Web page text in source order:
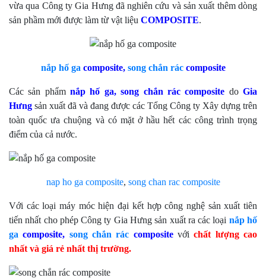
vừa qua Công ty Gia Hưng đã nghiên cứu và sản xuất thêm dòng
sản phầm mới được làm từ vật liệu COMPOSITE.
nắp hố ga composite, song chắn rác composite
Các sản phẩmnắp hố ga, song chắn rác composite doGia
Hưng sản xuất đã và đang được các Tổng Công ty Xây dựng trên
toàn quốc ưa chuộng và có mặt ở hầu hết các công trình trọng
điểm của cả nước.
nap ho ga composite, song chan rac composite
Với các loại máy móc hiện đại kết hợp công nghệ sản xuất tiên
tiến nhất cho phép Công ty Gia Hưng sản xuất ra các loại nắp hố
gacomposite, song chắn rác compositevớichất lượng cao
nhất và giá rẻ nhất thị trường.